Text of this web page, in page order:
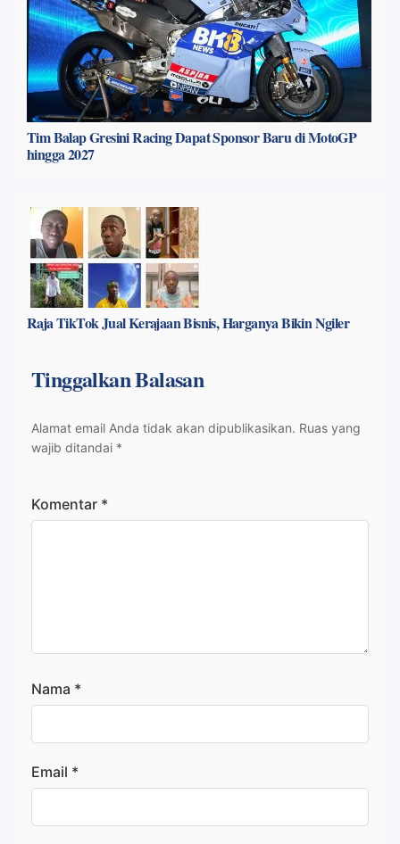
Tim Balap Gresini Racing Dapat Sponsor Baru di MotoGP
hingga 2027
Raja TikTok Jual Kerajaan Bisnis, Harganya Bikin Ngiler
Tinggalkan Balasan
Alamat email Anda tidak akan dipublikasikan. Ruas yang
wajib ditandai *
Komentar *
Nama *
Email *